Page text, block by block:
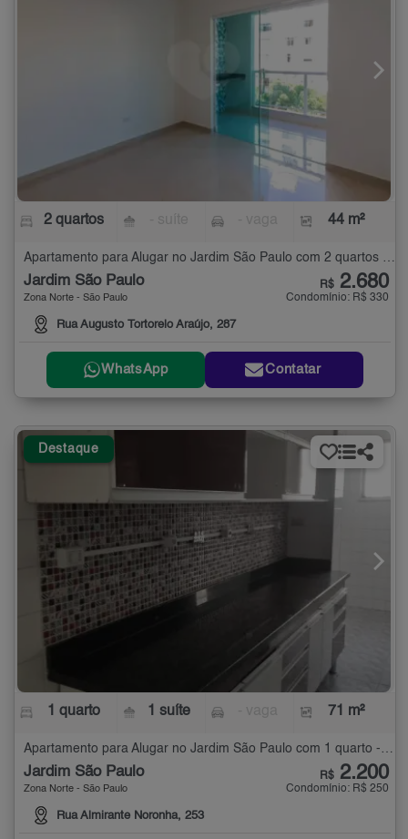
2 quartos 44 m²
Jardim São Paulo
Zona Norte - São Paulo
Rua Augusto Tortorelo Araújo, 287
R$ 2.680
Condomínio: R$ 330
WhatsApp Contatar
Destaque
1 quarto 1 suíte 71 m²
Apartamento para Alugar no Jardim São Paulo com 1 quarto - 71 m²
Jardim São Paulo
Zona Norte - São Paulo
Rua Almirante Noronha, 253
R$ 2.200
Condomínio: R$ 250